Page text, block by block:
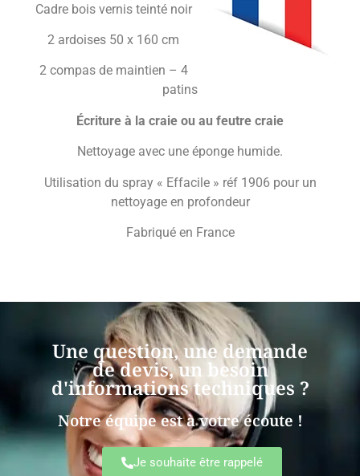
Cadre bois vernis teinté noir
2 ardoises 50 x 160 cm
2 compas de maintien – 4
patins
Écriture à la craie ou au feutre craie
Nettoyage avec une éponge humide.
Utilisation du spray « Effacile » réf 1906 pour un
nettoyage en profondeur
Fabriqué en France
Une question, une demande
de devis, un besoin
d'informations techniques ?
Notre équipe est à votre écoute !
Je souhaite être rappelé